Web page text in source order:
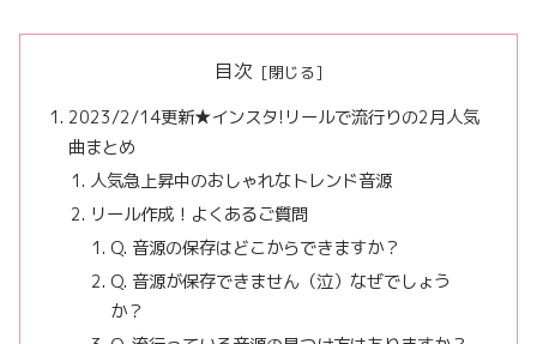
目次
2023/2/14更新★インスタ!リールで流行りの2月人気
曲まとめ
人気急上昇中のおしゃれなトレンド音源
リール作成！よくあるご質問
Q. 音源の保存はどこからできますか？
Q. 音源が保存できません（泣）なぜでしょう
か？